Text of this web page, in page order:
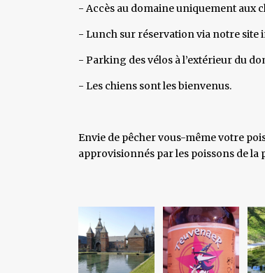
- Accès au domaine uniquement aux
- Lunch sur réservation via notre site
- Parking des vélos à l’extérieur du
- Les chiens sont les bienvenus.
Envie de pêcher vous-même votre
approvisionnés par les poissons de